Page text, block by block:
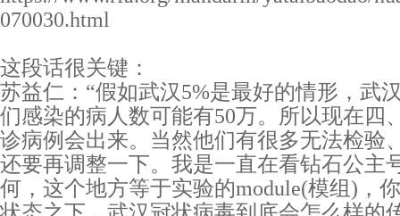
070030.html
这段话很关键：
苏益仁：“假如武汉5%是最好的情形，武
们感染的病人数可能有50万。所以现在四
诊病例会出来。当然他们有很多无法检验
还要再调整一下。我是一直在看钻石公主
何，这个地方等于实验的module(模组)，